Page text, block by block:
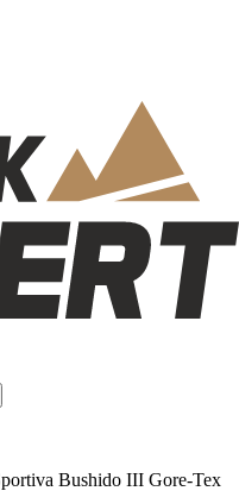
Bushido III Gore-Tex